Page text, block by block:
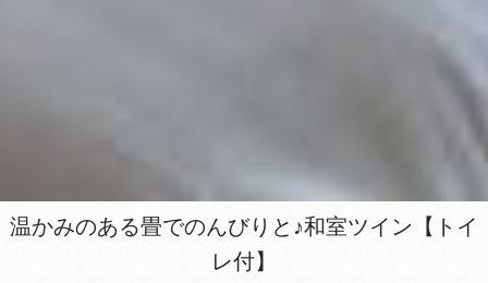
温かみのある畳でのんびりと♪和室ツイン【トイ
レ付】